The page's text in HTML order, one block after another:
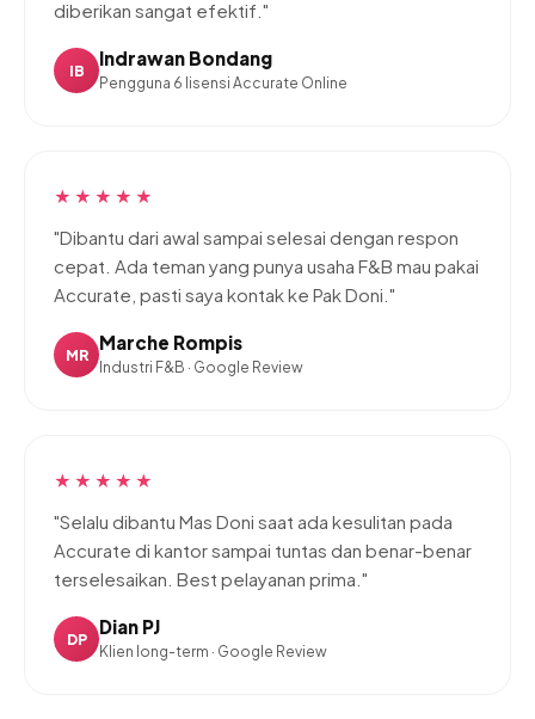
diberikan sangat efektif."
IB
Indrawan Bondang
Pengguna 6 lisensi Accurate Online
★★★★★
"Dibantu dari awal sampai selesai dengan respon
cepat. Ada teman yang punya usaha F&B mau pakai
Accurate, pasti saya kontak ke Pak Doni."
MR
Marche Rompis
Industri F&B · Google Review
★★★★★
"Selalu dibantu Mas Doni saat ada kesulitan pada
Accurate di kantor sampai tuntas dan benar-benar
terselesaikan. Best pelayanan prima."
DP
Dian PJ
Klien long-term · Google Review